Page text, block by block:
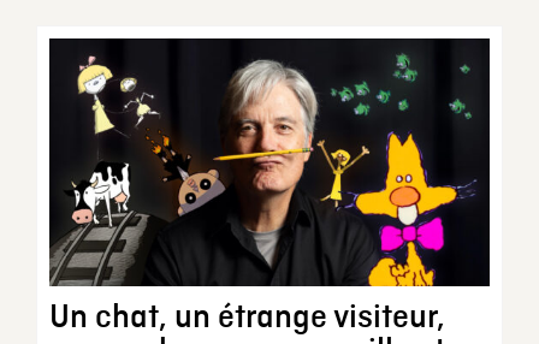
Un chat, un étrange visiteur,